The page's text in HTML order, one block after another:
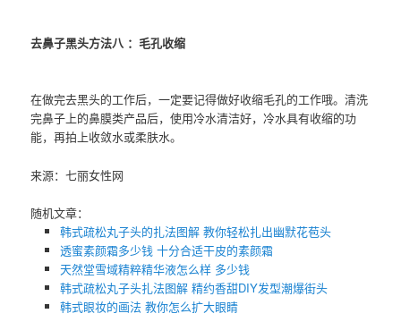
去鼻子黑头方法八 ：毛孔收缩
在做完去黑头的工作后，一定要记得做好收缩毛孔的工作哦。清洗
完鼻子上的鼻膜类产品后，使用冷水清洁好，冷水具有收缩的功
能，再拍上收敛水或柔肤水。
来源：七丽女性网
随机文章：
韩式疏松丸子头的扎法图解 教你轻松扎出幽默花苞头
透蜜素颜霜多少钱 十分合适干皮的素颜霜
天然堂雪域精粹精华液怎么样 多少钱
韩式疏松丸子头扎法图解 精约香甜DIY发型潮爆街头
韩式眼妆的画法 教你怎么扩大眼睛